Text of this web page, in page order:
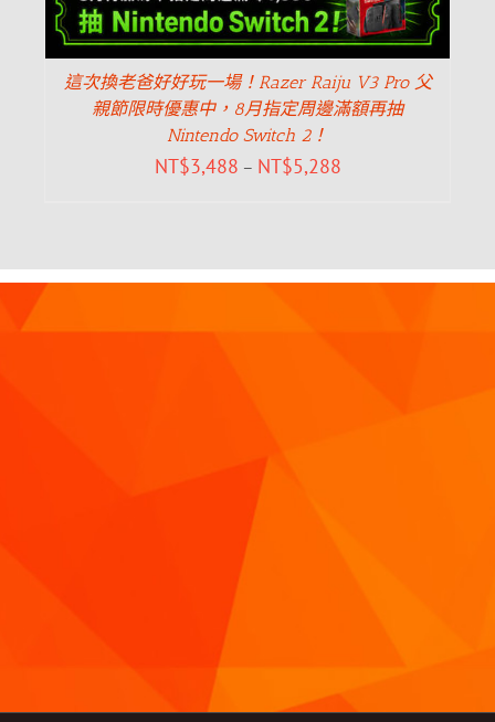
這次換老爸好好玩一場！Razer Raiju V3 Pro 父
親節限時優惠中，8月指定周邊滿額再抽
Nintendo Switch 2！
NT$3,488 – NT$5,288